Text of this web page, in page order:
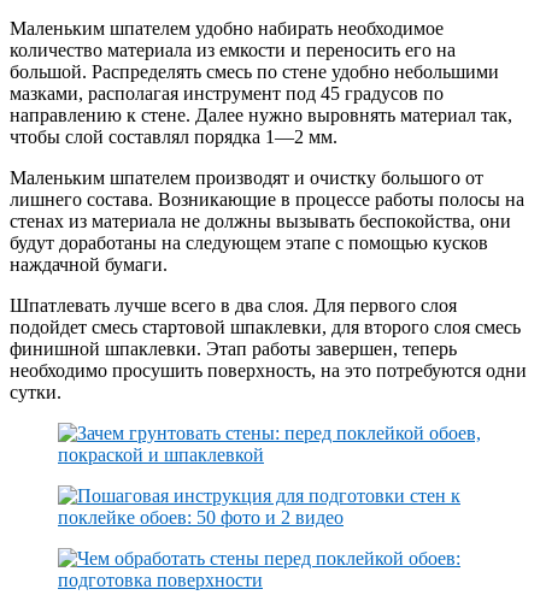
Маленьким шпателем удобно набирать необходимое
количество материала из емкости и переносить его на
большой. Распределять смесь по стене удобно небольшими
мазками, располагая инструмент под 45 градусов по
направлению к стене. Далее нужно выровнять материал так,
чтобы слой составлял порядка 1—2 мм.
Маленьким шпателем производят и очистку большого от
лишнего состава. Возникающие в процессе работы полосы на
стенах из материала не должны вызывать беспокойства, они
будут доработаны на следующем этапе с помощью кусков
наждачной бумаги.
Шпатлевать лучше всего в два слоя. Для первого слоя
подойдет смесь стартовой шпаклевки, для второго слоя смесь
финишной шпаклевки. Этап работы завершен, теперь
необходимо просушить поверхность, на это потребуются одни
сутки.